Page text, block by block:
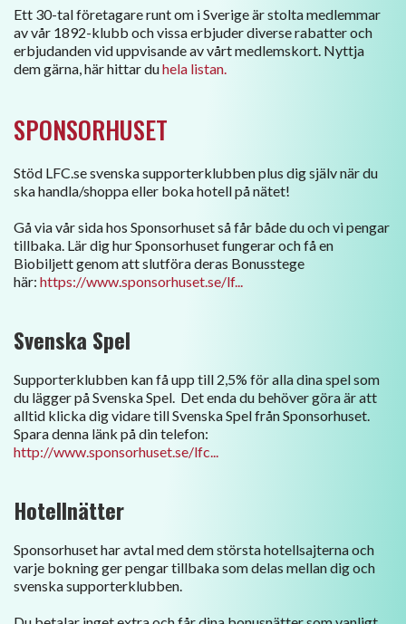
Ett 30-tal företagare runt om i Sverige är stolta medlemmar
av vår 1892-klubb och vissa erbjuder diverse rabatter och
erbjudanden vid uppvisande av vårt medlemskort. Nyttja
dem gärna, här hittar duhela listan.
SPONSORHUSET
Stöd LFC.se svenska supporterklubben plus dig själv när du
ska handla/shoppa eller boka hotell på nätet!
Gå via vår sida hos Sponsorhuset så får både du och vi pengar
tillbaka. Lär dig hur Sponsorhuset fungerar och få en
Biobiljett genom att slutföra deras Bonusstege
här: https://www.sponsorhuset.se/lf...
Svenska Spel
Supporterklubben kan få upp till 2,5% för alla dina spel som
du lägger på Svenska Spel. Det enda du behöver göra är att
alltid klicka dig vidare till Svenska Spel från Sponsorhuset.
Spara denna länk på din telefon:
http://www.sponsorhuset.se/lfc...
Hotellnätter
Sponsorhuset har avtal med dem största hotellsajterna och
varje bokning ger pengar tillbaka som delas mellan dig och
svenska supporterklubben.